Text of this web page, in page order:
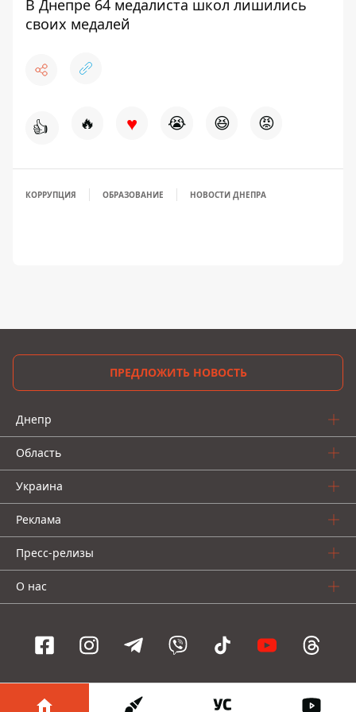
В Днепре 64 медалиста школ лишились
своих медалей
👍 🔥 ♥ 😭 😆 😡
КОРРУПЦИЯ ОБРАЗОВАНИЕ НОВОСТИ ДНЕПРА
ПРЕДЛОЖИТЬ НОВОСТЬ
Днепр
Область
Украина
Реклама
Пресс-релизы
О нас
Информатор проекты